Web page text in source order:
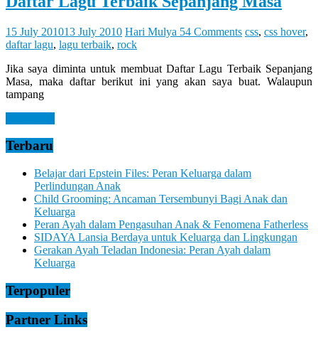
Brain
You
Feel
It
15 July 201013 July 2010 Hari Mulya 54 Comments css, css hover,
daftar lagu, lagu terbaik, rock
Jika saya diminta untuk membuat Daftar Lagu Terbaik Sepanjang
Masa, maka daftar berikut ini yang akan saya buat. Walaupun
tampang
Terbaru
Belajar dari Epstein Files: Peran Keluarga dalam
Perlindungan Anak
Child Grooming: Ancaman Tersembunyi Bagi Anak dan
Keluarga
Peran Ayah dalam Pengasuhan Anak & Fenomena Fatherless
SIDAYA Lansia Berdaya untuk Keluarga dan Lingkungan
Gerakan Ayah Teladan Indonesia: Peran Ayah dalam
Keluarga
Terpopuler
Partner Links